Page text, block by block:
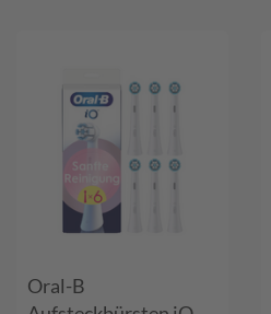
Oral-B